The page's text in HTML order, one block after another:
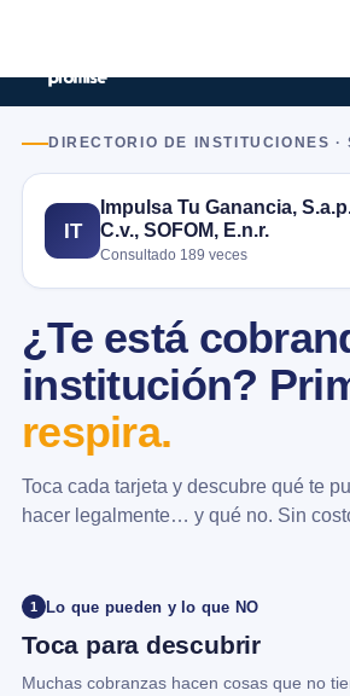
DIRECTORIO DE INSTITUCIONES ·
IT
Impulsa Tu Ganancia,
C.v., SOFOM, E.n.r.
Consultado 189 veces
¿Te está
institución?
respira.
Toca cada tarjeta y descubre qué te
hacer legalmente… y qué no. Sin
1 Lo que pueden y lo que NO
Toca para descubrir
Muchas cobranzas hacen cosas que no